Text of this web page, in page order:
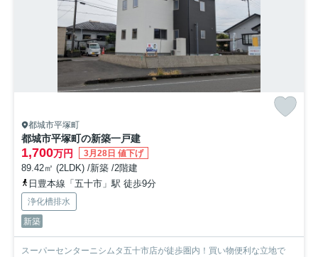
都城市平塚町
都城市平塚町の新築一戸建
1,700万円 3月28日 値下げ
89.42㎡ (2LDK) /新築 /2階建
日豊本線「五十市」駅 徒歩9分
浄化槽排水
新築
スーパーセンターニシムタ五十市店が徒歩圏内！買い物便利な立地で